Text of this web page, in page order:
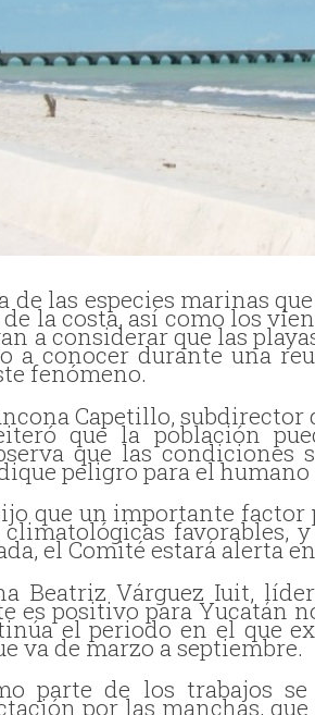
de las especies marinas
la costa, así como los
a considerar que las
a conocer durante una
fenómeno.
Capetillo, subdirector
que la población
que las
peligro para el
que un importante
favorables,
el Comité estará alerta
Beatriz Várguez Iuit,
es positivo para Yucatán
el periodo en el que
va de marzo a septiembre.
parte de los trabajos
por las manchas,